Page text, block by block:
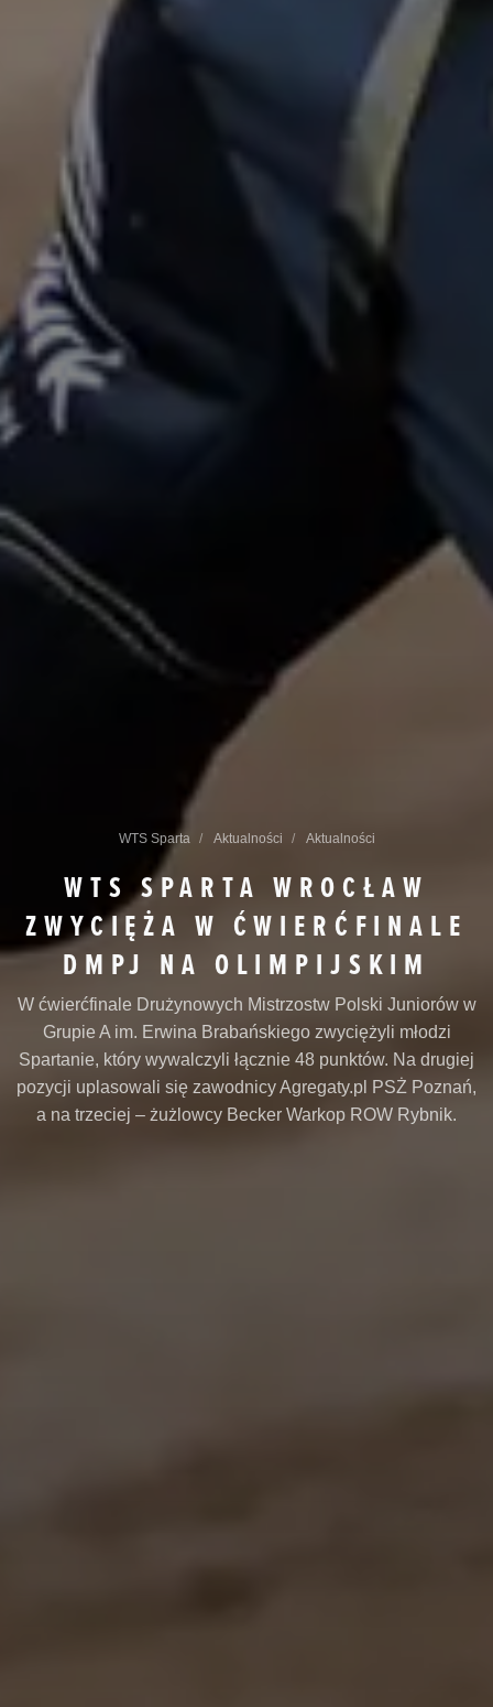
WTS Sparta Aktualności Aktualności
WTS SPARTA WROCŁAW
ZWYCIĘŻA W ĆWIERĆFINALE
DMPJ NA OLIMPIJSKIM
W ćwierćfinale Drużynowych Mistrzostw Polski Juniorów w
Grupie A im. Erwina Brabańskiego zwyciężyli młodzi
Spartanie, który wywalczyli łącznie 48 punktów. Na drugiej
pozycji uplasowali się zawodnicy Agregaty.pl PSŻ Poznań,
a na trzeciej – żużlowcy Becker Warkop ROW Rybnik.